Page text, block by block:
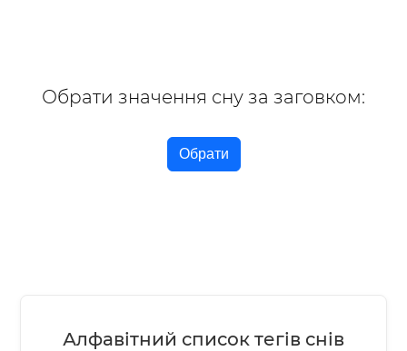
Обрати значення сну за заговком:
Обрати
Алфавітний список тегів снів